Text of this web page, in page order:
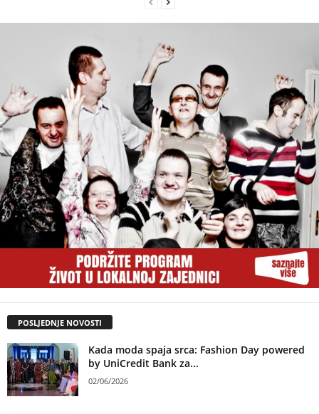
POSLJEDNJE NOVOSTI
Kada moda spaja srca: Fashion Day powered
by UniCredit Bank za...
02/06/2026